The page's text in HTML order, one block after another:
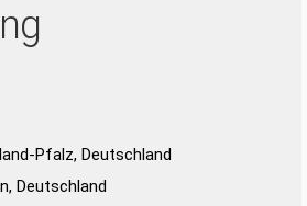
Pfalz, Deutschland
Deutschland